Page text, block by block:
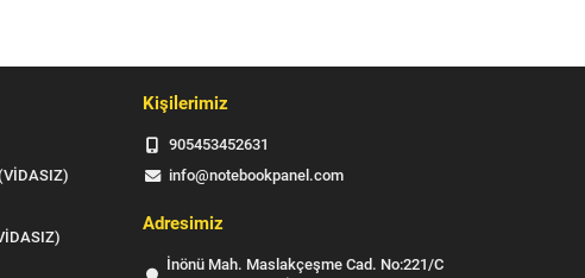
Kişilerimiz
905453452631
info@notebookpanel.com
Adresimiz
İnönü Mah. Maslakçeşme Cad. No:221/C